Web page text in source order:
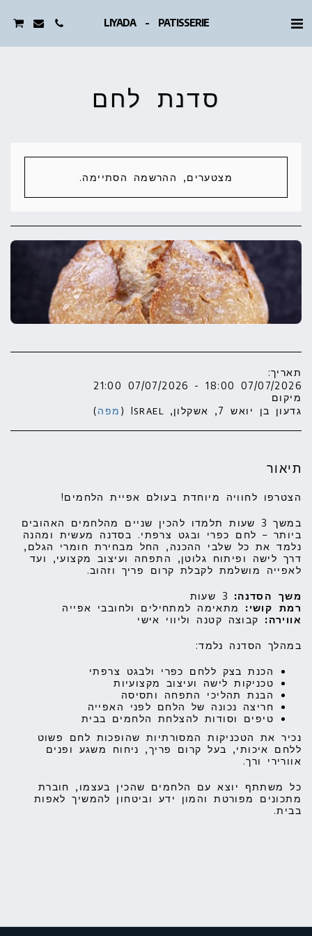
LIYADA - PATISSERIE
סדנת לחם
מצטערים, ההרשמה הסתיימה.
תאריך:
07/07/2026 18:00 - 07/07/2026 21:00
מיקום
גדעון בן יואש 7, אשקלון, Israel (
מפה)
תיאור
הצטרפו לחוויה מיוחדת בעולם אפיית הלחמים!
במשך 3 שעות תלמדו להכין שניים מהלחמים האהובים
ביותר – לחם כפרי ובגט צרפתי. בסדנה מעשית ומהנה
נלמד את כל שלבי ההכנה, החל מבחירת חומרי הגלם,
דרך לישה ופיתוח גלוטן, התפחה ועיצוב מקצועי, ועד
לאפייה מושלמת לקבלת קרום פריך וזהוב.
משך הסדנה:
רמת קושי: מתאימה למתחילים ולחובבי אפייה
אווירה: קבוצה קטנה וליווי אישי
במהלך הסדנה נלמד:
הכנת בצק ללחם כפרי ולבגט צרפתי
טכניקות לישה ועיצוב מקצועיות
הבנת תהליכי התפחה ותסיסה
חריצה נכונה של הלחם לפני האפייה
טיפים וסודות להצלחת הלחמים בבית
נכיר את הטכניקות המסורתיות שהופכות לחם פשוט
ללחם איכותי, בעל קרום פריך, ניחוח משגע ופנים
אוורירי ורך.
כל משתתף יוצא עם הלחמים שהכין בעצמו, חוברת
מתכונים מפורטת והמון ידע וביטחון להמשיך לאפות
בבית.